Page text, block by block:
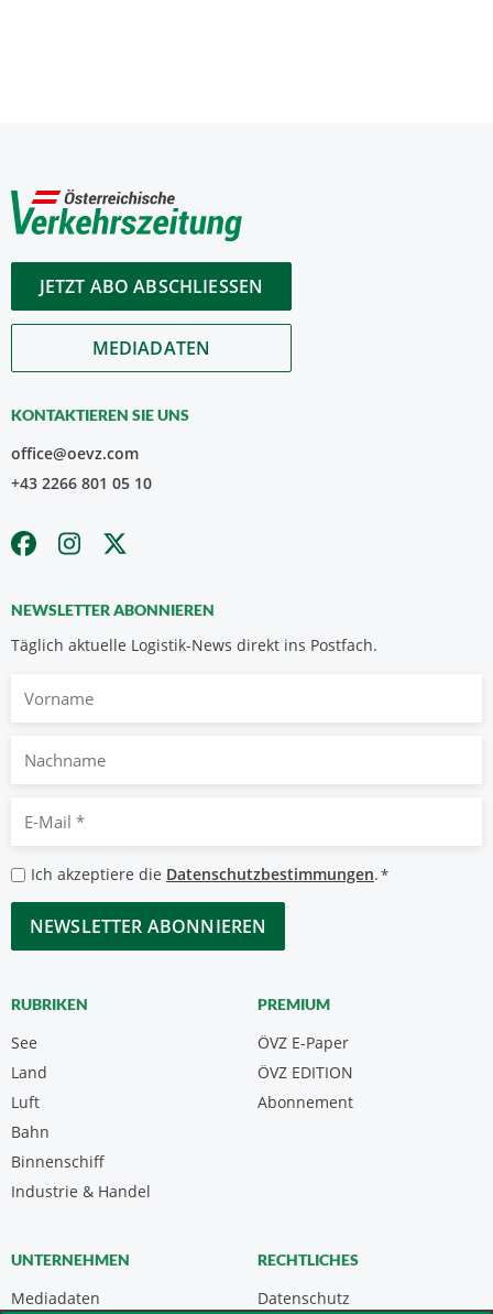
JETZT ABO ABSCHLIESSEN
MEDIADATEN
KONTAKTIEREN SIE UNS
office@oevz.com
+43 2266 801 05 10
NEWSLETTER ABONNIEREN
Täglich aktuelle Logistik-News direkt ins Postfach.
Nachname
Mail
*
Datenschutzbestimmungen
*
Ich akzeptiere die Datenschutzbestimmungen.*
CAPTCHA
RUBRIKEN
See
Land
Luft
Bahn
Binnenschiff
Industrie & Handel
PREMIUM
ÖVZ E-Paper
Abonnement
ÖVZ EDITION
UNTERNEHMEN
Mediadaten
RECHTLICHES
Datenschutz